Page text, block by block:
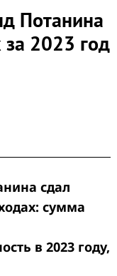
Потанина
за 2023 год
сдал
сумма
в 2023 году,